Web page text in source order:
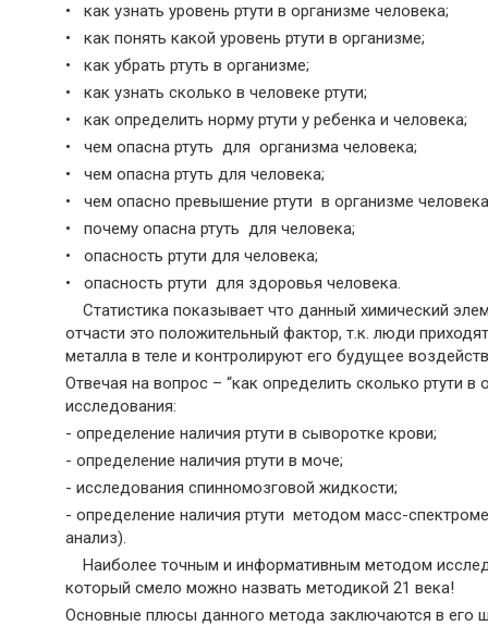
• как узнать уровень ртути в организме человека;
• как понять какой уровень ртути в организме;
• как убрать ртуть в организме;
• как узнать сколько в человеке ртути;
• как определить норму ртути у ребенка и человека;
• чем опасна ртуть для организма человека;
• чем опасна ртуть для человека;
• чем опасно превышение ртути в организме
• почему опасна ртуть для человека;
• опасность ртути для человека;
• опасность ртути для здоровья человека.
Статистика показывает что данный химический
отчасти это положительный фактор, т.к. люди
металла в теле и контролируют его будущее
Отвечая на вопрос – “как определить сколько ртути
исследования:
- определение наличия ртути в сыворотке крови;
- определение наличия ртути в моче;
- исследования спинномозговой жидкости;
- определение наличия ртути методом масс-
анализ).
Наиболее точным и информативным методом
который смело можно назвать методикой 21 века!
Основные плюсы данного метода заключаются в его